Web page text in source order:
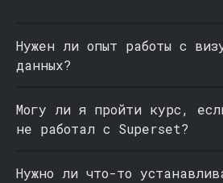
Нужен ли опыт работы с
данных?
Могу ли я пройти курс,
не работал с Superset?
Нужно ли что-то